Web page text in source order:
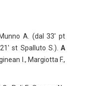
A. (dal 33′ pt
st Spalluto S.). A
I., Margiotta F.,